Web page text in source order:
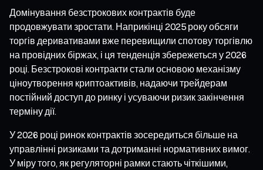
Домінування безстрокових контрактів буде
продовжувати зростати. Наприкінці 2025 року обсяги
торгів деривативами вже перевищили спотову торгівлю
на провідних біржах, і ця тенденція збережеться у 2026
році. Безстрокові контракти стали основою механізму
ціноутворення криптоактивів, надаючи трейдерам
постійний доступ до ринку і усуваючи ризик закінчення
терміну дії.
У 2026 році ринок контрактів зосередиться більше на
управлінні ризиками та дотриманні нормативних вимог.
У міру того, як регуляторні рамки стають чіткішими,